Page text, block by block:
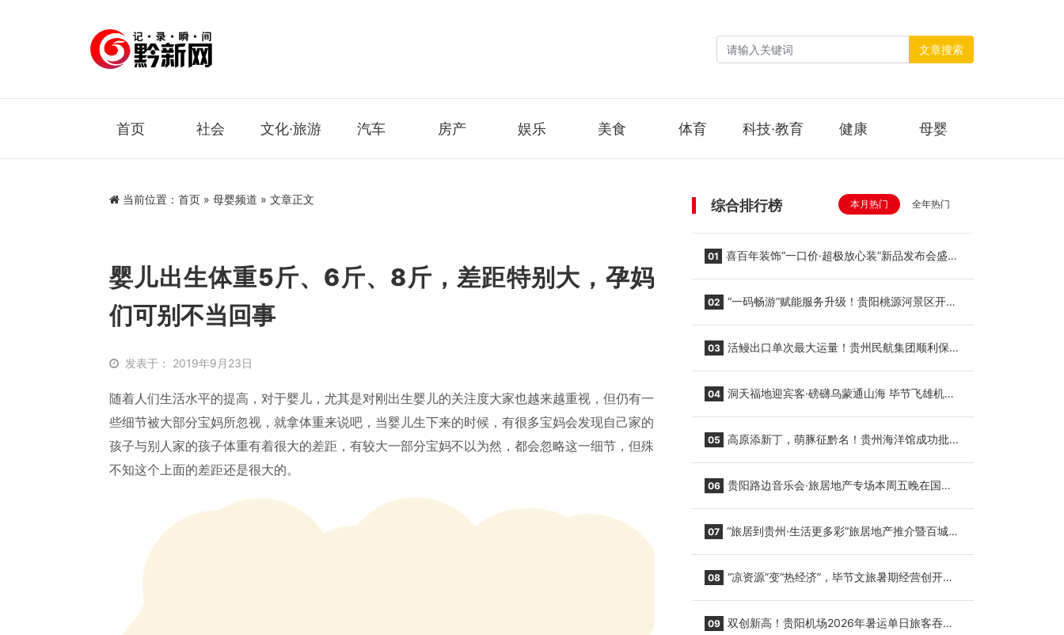
文章搜索
首页 社会 文化·旅游 汽车 房产 娱乐 美食 体育 科技·教育 健康 母婴
当前位置： 首页 » 母婴频道 » 文章正文
婴儿出生体重5斤、6斤、8斤，差距特别大，孕妈
们可别不当回事
发表于： 2019年9月23日
随着人们生活水平的提高，对于婴儿，尤其是对刚出生婴儿的关注度大家也越来越重视，但仍有一
些细节被大部分宝妈所忽视，就拿体重来说吧，当婴儿生下来的时候，有很多宝妈会发现自己家的
孩子与别人家的孩子体重有着很大的差距，有较大一部分宝妈不以为然，都会忽略这一细节，但殊
不知这个上面的差距还是很大的。
综合排行榜 本月热门 全年热门
01 喜百年装饰“一口价·超极放心装”新品发布会盛大
02 “一码畅游”赋能服务升级！贵阳桃源河景区开
03 活鳗出口单次最大运量！贵州民航集团顺利保障
04 洞天福地迎宾客·磅礴乌蒙通山海 毕节飞雄机场
05 高原添新丁，萌豚征黔名！贵州海洋馆成功批量
06 贵阳路边音乐会·旅居地产专场本周五晚在国际
07 “旅居到贵州·生活更多彩”旅居地产推介暨百城千
08 “凉资源”变“热经济”，毕节文旅暑期经营创开门
09 双创新高！贵阳机场2026年暑运单日旅客吞吐